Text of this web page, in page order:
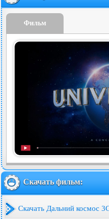
Фильм
Скачать фильм:
Скачать Дальний космос